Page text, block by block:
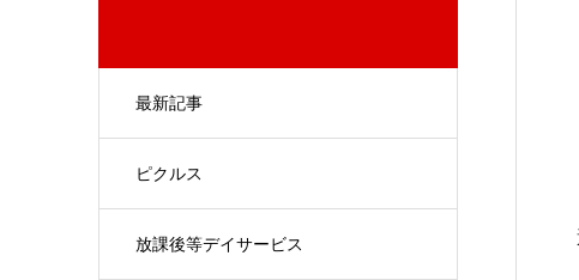
最新記事
ピクルス
放課後等デイサービス